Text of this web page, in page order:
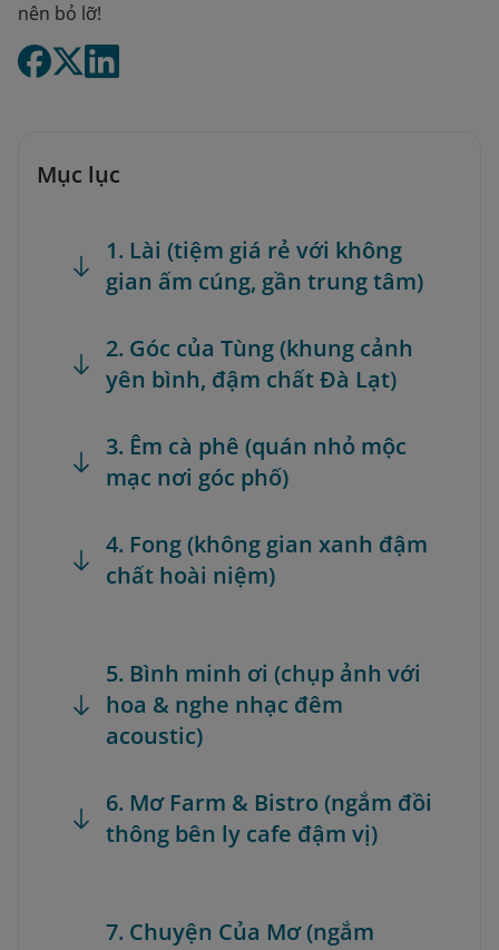
nên bỏ lỡ!
Mục lục
1. Lài (tiệm giá rẻ với không
gian ấm cúng, gần trung tâm)
2. Góc của Tùng (khung cảnh
yên bình, đậm chất Đà Lạt)
3. Êm cà phê (quán nhỏ mộc
mạc nơi góc phố)
4. Fong (không gian xanh đậm
chất hoài niệm)
5. Bình minh ơi (chụp ảnh với
hoa & nghe nhạc đêm
acoustic)
6. Mơ Farm & Bistro (ngắm đồi
thông bên ly cafe đậm vị)
7. Chuyện Của Mơ (ngắm